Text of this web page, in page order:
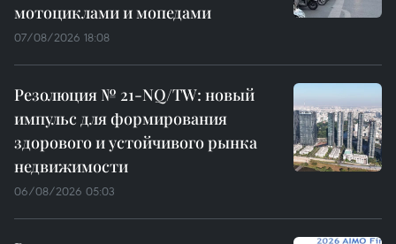
мотоциклами и мопедами
07/08/2026 18:08
Резолюция № 21-NQ/TW: новый
импульс для формирования
здорового и устойчивого рынка
недвижимости
06/08/2026 05:03